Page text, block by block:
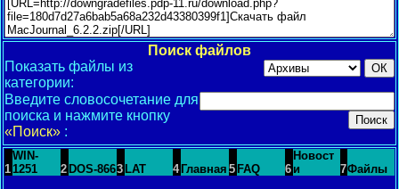
Поиск файлов
Показать файлы из
категории:
Введите словосочетание для
поиска и нажмите кнопку
«Поиск» :
1
WIN-
1251
2 DOS-8663 LAT 4 Главная 5 FAQ 6
Новост
и
7Файлы